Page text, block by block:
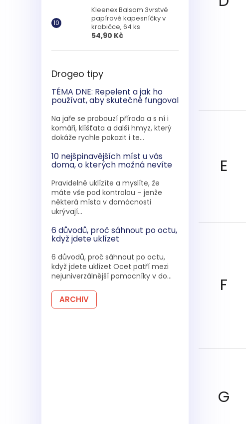
Kleenex Balsam 3vrstvé
papírové kapesníčky v
krabičce, 64 ks
54,90 Kč
Drogeo tipy
TÉMA DNE: Repelent a jak ho
používat, aby skutečně fungoval
Na jaře se probouzí příroda a s ní i
komáři, klíšťata a další hmyz, který
dokáže rychle pokazit i te...
10 nejšpinavějších míst u vás
doma, o kterých možná nevíte
Pravidelně uklízíte a myslíte, že
máte vše pod kontrolou – jenže
některá místa v domácnosti
ukrývají...
6 důvodů, proč sáhnout po octu,
když jdete uklízet
6 důvodů, proč sáhnout po octu,
když jdete uklízet Ocet patří mezi
nejuniverzálnější pomocníky v do...
ARCHIV
E
F
G